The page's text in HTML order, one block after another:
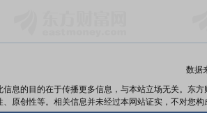
数据
信息的目的在于传播更多信息，与本站立场无关。东
原创性等。相关信息并未经过本网站证实，不对您